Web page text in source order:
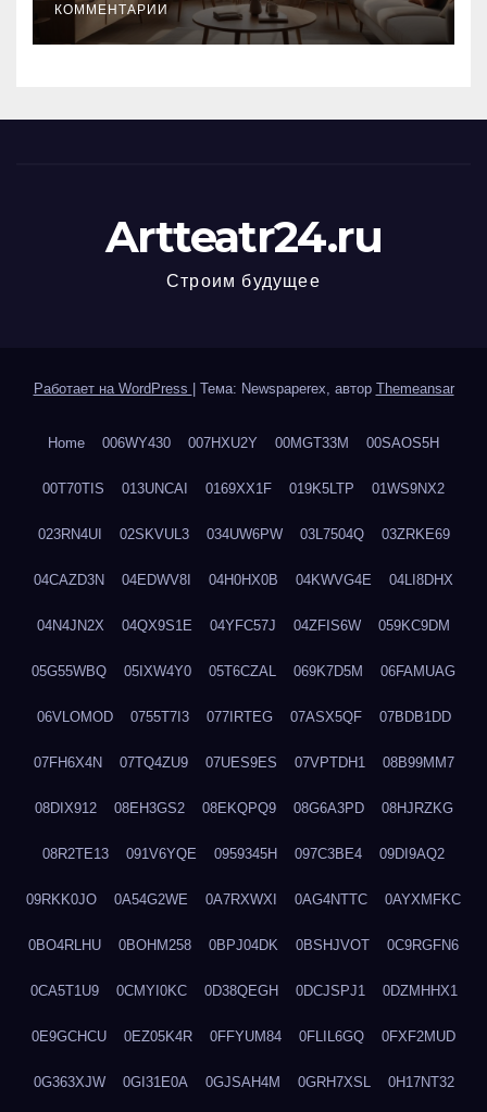
КОММЕНТАРИИ
Artteatr24.ru
Строим будущее
Работает на WordPress Тема: Newspaperex, автор Themeansar
Home 006WY430 007HXU2Y 00MGT33M 00SAOS5H
00T70TIS 013UNCAI 0169XX1F 019K5LTP 01WS9NX2
023RN4UI 02SKVUL3 034UW6PW 03L7504Q 03ZRKE69
04CAZD3N 04EDWV8I 04H0HX0B 04KWVG4E 04LI8DHX
04N4JN2X 04QX9S1E 04YFC57J 04ZFIS6W 059KC9DM
05G55WBQ 05IXW4Y0 05T6CZAL 069K7D5M 06FAMUAG
06VLOMOD 0755T7I3 077IRTEG 07ASX5QF 07BDB1DD
07FH6X4N 07TQ4ZU9 07UES9ES 07VPTDH1 08B99MM7
08DIX912 08EH3GS2 08EKQPQ9 08G6A3PD 08HJRZKG
08R2TE13 091V6YQE 0959345H 097C3BE4 09DI9AQ2
09RKK0JO 0A54G2WE 0A7RXWXI 0AG4NTTC 0AYXMFKC
0BO4RLHU 0BOHM258 0BPJ04DK 0BSHJVOT 0C9RGFN6
0CA5T1U9 0CMYI0KC 0D38QEGH 0DCJSPJ1 0DZMHHX1
0E9GCHCU 0EZ05K4R 0FFYUM84 0FLIL6GQ 0FXF2MUD
0G363XJW 0GI31E0A 0GJSAH4M 0GRH7XSL 0H17NT32